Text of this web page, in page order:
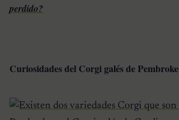
perdido?
Curiosidades del Corgi galés de Pembroke